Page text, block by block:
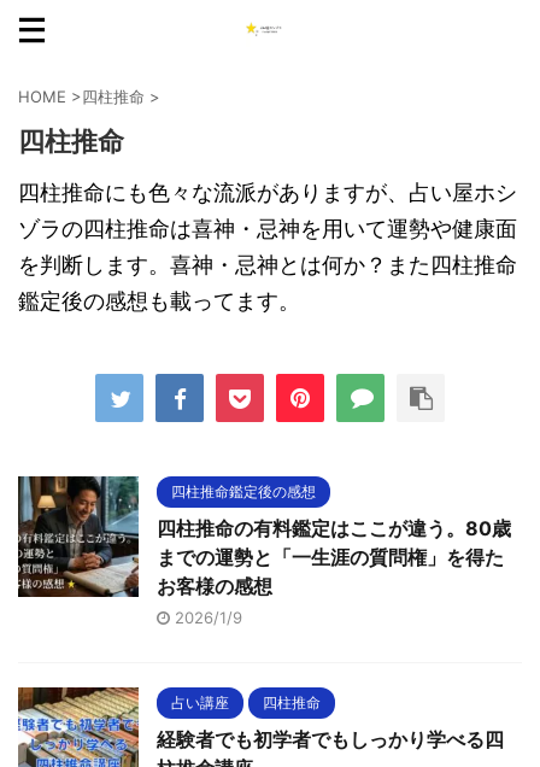
HOME >四柱推命 >
四柱推命
四柱推命にも色々な流派がありますが、占い屋ホシ
ゾラの四柱推命は喜神・忌神を用いて運勢や健康面
を判断します。喜神・忌神とは何か？また四柱推命
鑑定後の感想も載ってます。
四柱推命鑑定後の感想
四柱推命の有料鑑定はここが違う。80歳
までの運勢と「一生涯の質問権」を得た
お客様の感想
2026/1/9
占い講座 四柱推命
経験者でも初学者でもしっかり学べる四